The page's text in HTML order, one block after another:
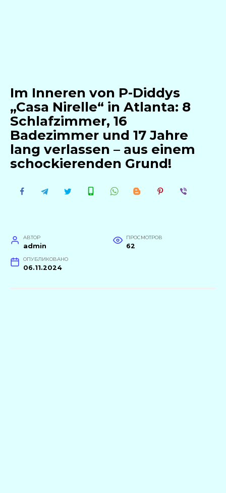
Im Inneren von P-Diddys
„Casa Nirelle“ in Atlanta: 8
Schlafzimmer, 16
Badezimmer und 17 Jahre
lang verlassen – aus einem
schockierenden Grund!
АВТОР
admin
ПРОСМОТРОВ
62
ОПУБЛИКОВАНО
06.11.2024